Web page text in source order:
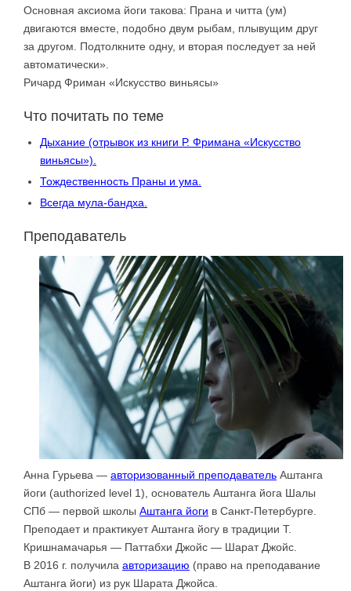
Основная аксиома йоги такова: Прана и читта (ум)
двигаются вместе, подобно двум рыбам, плывущим друг
за другом. Подтолкните одну, и вторая последует за ней
автоматически».
Ричард Фриман «Искусство виньясы»
Что почитать по теме
Дыхание (отрывок из книги Р. Фримана «Искусство
виньясы»).
Тождественность Праны и ума.
Всегда мула-бандха.
Преподаватель
Анна Гурьева — авторизованный преподаватель Аштанга
йоги (authorized level 1), основатель Аштанга йога Шалы
СПб — первой школы Аштанга йоги в Санкт-Петербурге.
Преподает и практикует Аштанга йогу в традиции Т.
Кришнамачарья — Паттабхи Джойс — Шарат Джойс.
В 2016 г. получила авторизацию (право на преподавание
Аштанга йоги) из рук Шарата Джойса.